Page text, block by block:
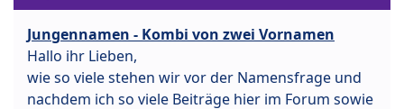
Jungennamen - Kombi von zwei Vornamen
Hallo ihr Lieben,
wie so viele stehen wir vor der Namensfrage und
nachdem ich so viele Beiträge hier im Forum sowie